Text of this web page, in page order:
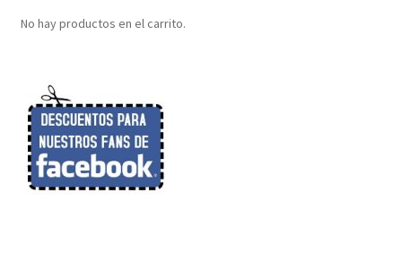
No hay productos en el carrito.